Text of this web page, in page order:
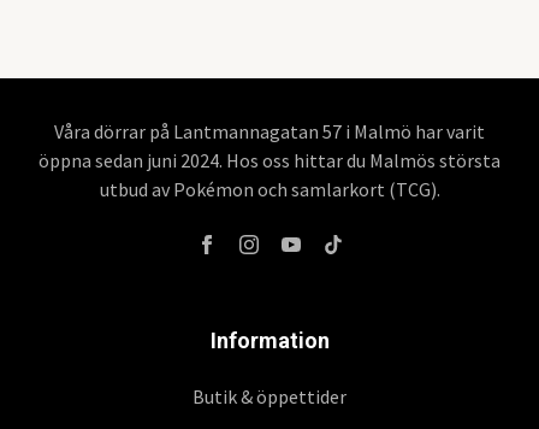
Våra dörrar på Lantmannagatan 57 i Malmö har varit
öppna sedan juni 2024. Hos oss hittar du Malmös största
utbud av Pokémon och samlarkort (TCG).
Information
Butik & öppettider